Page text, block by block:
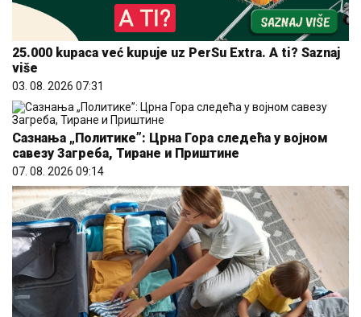
25.000 kupaca već kupuje uz PerSu Extra. A ti? Saznaj
više
03. 08. 2026 07:31
Сазнања „Политике”: Црна Гора следећа у војном
савезу Загреба, Тиране и Приштине
07. 08. 2026 09:14